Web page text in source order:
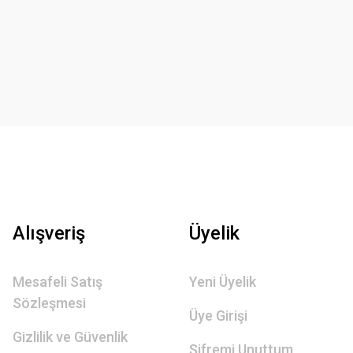
Alışveriş
Mesafeli Satış
Sözleşmesi
Gizlilik ve Güvenlik
Üyelik
Yeni Üyelik
Üye Girişi
Şifremi Unuttum